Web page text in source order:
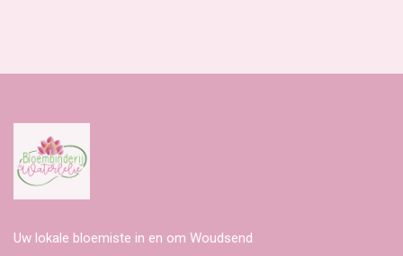
Uw lokale bloemiste in en om Woudsend